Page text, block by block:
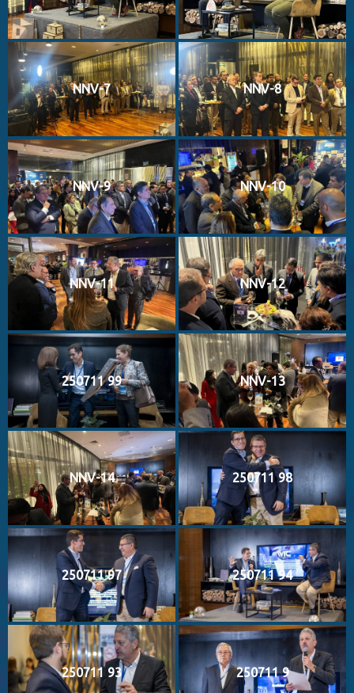
NNV-7 NNV-8
NNV-9 NNV-10
NNV-11 NNV-12
250711 99 NNV-13
NNV-14 250711 98
250711 97 250711 94
250711 93 250711 9